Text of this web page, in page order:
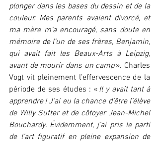
plonger dans les bases du dessin et de la
couleur. Mes parents avaient divorcé, et
ma mère m’a encouragé, sans doute en
mémoire de l’un de ses frères, Benjamin,
qui avait fait les Beaux-Arts à Leipzig,
avant de mourir dans un camp ». Charles
Vogt vit pleinement l’effervescence de la
période de ses études : « Il y avait tant à
apprendre ! J’ai eu la chance d’être l’élève
de Willy Sutter et de côtoyer Jean-Michel
Bouchardy. Évidemment, j’ai pris le parti
de l’art figuratif en pleine expansion de